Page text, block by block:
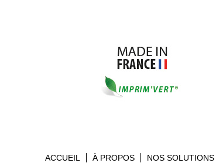
ACCUEIL À PROPOS NOS SOLUTIONS